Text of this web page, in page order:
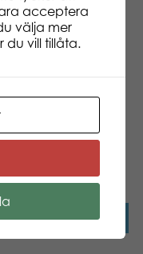
och erbjuder
en berättelse
Tuominen!
Maxi Djurarter på
1 75 pcs pussel
Läs mer
acceptera
välja mer
du vill tillåta.